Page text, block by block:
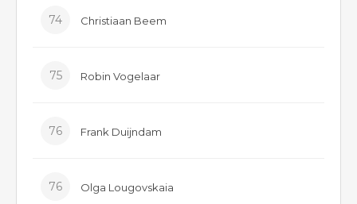
74 Christiaan Beem
75 Robin Vogelaar
76 Frank Duijndam
76 Olga Lougovskaia